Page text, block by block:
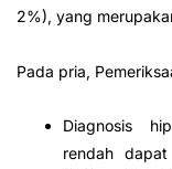
2%), yang
Pada pria,
Diagnosis
rendah dapat